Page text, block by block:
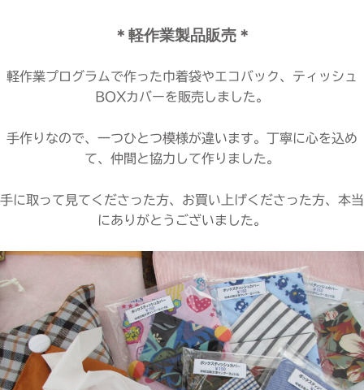
＊軽作業製品販売＊
軽作業プログラムで作った巾着袋やエコバック、ティッシュ
BOXカバーを販売しました。
手作りなので、一つひとつ模様が違います。丁寧に心を込め
て、仲間と協力して作りました。
手に取って見てくださった方、お買い上げくださった方、本当
にありがとうございました。